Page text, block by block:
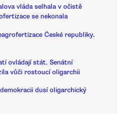
vláda selhala v očistě
se nekonala
České republiky.
ovládají stát. Senátní
vůči rostoucí oligarchii
dusí oligarchický